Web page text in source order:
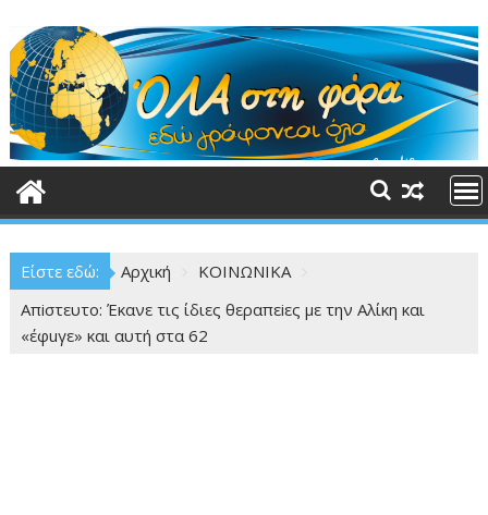
στο
περιεχόμενο
Είστε εδώ: Αρχική
ΚΟΙΝΩΝΙΚΑ
Απiστευτο: Έκανε τις ίδιες θεραπεiες με την Αλίκη και
«έφuγε» και αυτή στα 62